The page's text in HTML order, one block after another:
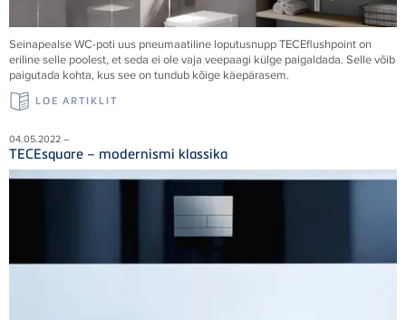
Seinapealse WC-poti uus pneumaatiline loputusnupp TECEflushpoint on
eriline selle poolest, et seda ei ole vaja veepaagi külge paigaldada. Selle võib
paigutada kohta, kus see on tundub kõige käepärasem.
LOE ARTIKLIT
04.05.2022 –
TECEsquare – modernismi klassika